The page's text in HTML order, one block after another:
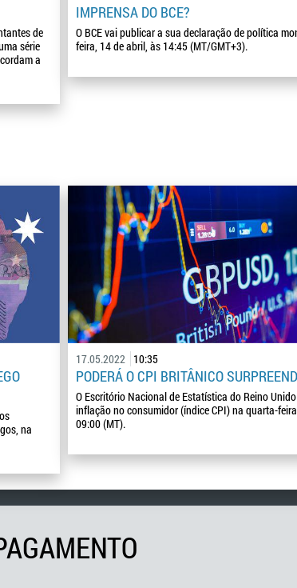
de
série
a
IMPRENSA DO BCE?
O BCE vai publicar a sua declaração de política
feira, 14 de abril, às 14:45 (MT/GMT+3).
na
17.05.2022 10:35
PODERÁ O CPI BRITÂNICO
O Escritório Nacional de Estatística do Reino
inflação no consumidor (índice CPI) na quarta-
09:00 (MT).